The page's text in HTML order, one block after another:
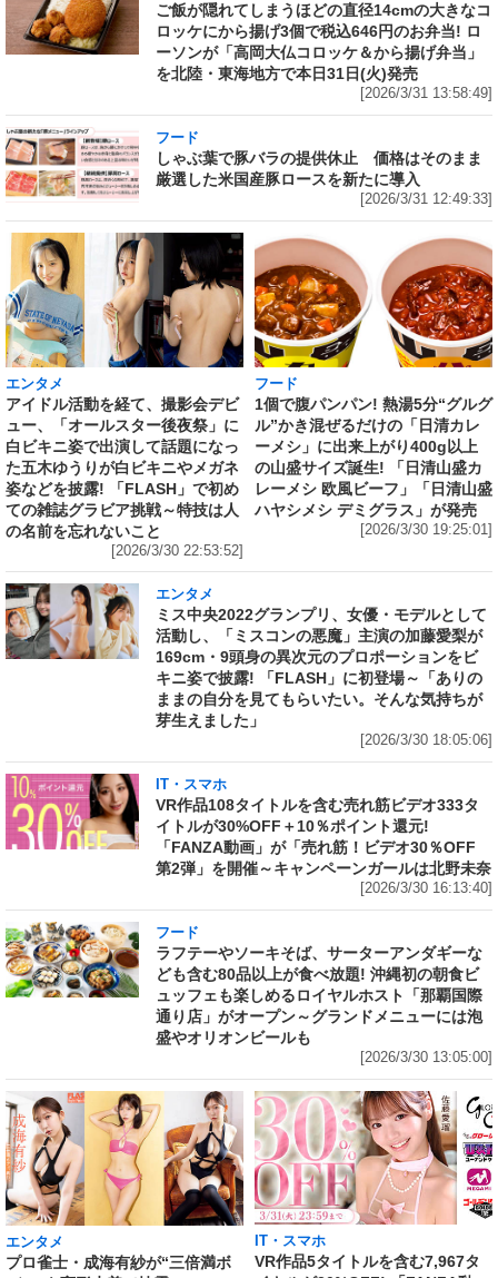
ご飯が隠れてしまうほどの直径14cmの大きなコ
ロッケにから揚げ3個で税込646円のお弁当! ロ
ーソンが「高岡大仏コロッケ＆から揚げ弁当」
を北陸・東海地方で本日31日(火)発売
[2026/3/31 13:58:49]
フード
しゃぶ葉で豚バラの提供休止 価格はそのまま
厳選した米国産豚ロースを新たに導入
[2026/3/31 12:49:33]
エンタメ
アイドル活動を経て、撮影会デビ
ュー、「オールスター後夜祭」に
白ビキニ姿で出演して話題になっ
た五木ゆうりが白ビキニやメガネ
姿などを披露! 「FLASH」で初め
ての雑誌グラビア挑戦～特技は人
の名前を忘れないこと
[2026/3/30 22:53:52]
フード
1個で腹パンパン! 熱湯5分“グルグ
ル”かき混ぜるだけの「日清カレ
ーメシ」に出来上がり400g以上
の山盛サイズ誕生! 「日清山盛カ
レーメシ 欧風ビーフ」「日清山盛
ハヤシメシ デミグラス」が発売
[2026/3/30 19:25:01]
エンタメ
ミス中央2022グランプリ、女優・モデルとして
活動し、「ミスコンの悪魔」主演の加藤愛梨が
169cm・9頭身の異次元のプロポーションをビ
キニ姿で披露! 「FLASH」に初登場～「ありの
ままの自分を見てもらいたい。そんな気持ちが
芽生えました」
[2026/3/30 18:05:06]
IT・スマホ
VR作品108タイトルを含む売れ筋ビデオ333タ
イトルが30%OFF＋10％ポイント還元!
「FANZA動画」が「売れ筋！ビデオ30％OFF
第2弾」を開催～キャンペーンガールは北野未奈
[2026/3/30 16:13:40]
フード
ラフテーやソーキそば、サーターアンダギーな
ども含む80品以上が食べ放題! 沖縄初の朝食ビ
ュッフェも楽しめるロイヤルホスト「那覇国際
通り店」がオープン～グランドメニューには泡
盛やオリオンビールも
[2026/3/30 13:05:00]
エンタメ
プロ雀士・成海有紗が“三倍満ボ
IT・スマホ
VR作品5タイトルを含む7,967タ